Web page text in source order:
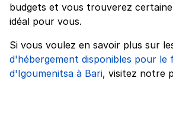
budgets et vous trouverez
idéal pour vous.
Si vous voulez en savoir plus sur
d'hébergement disponibles pour le
d'Igoumenitsa à Bari, visitez notre